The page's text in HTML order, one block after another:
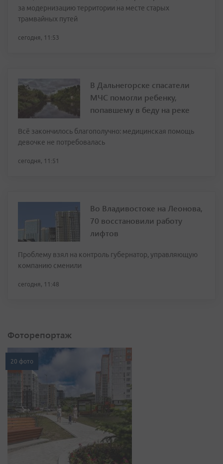
за модернизацию территории на месте старых
трамвайных путей
сегодня, 11:53
В Дальнегорске спасатели
МЧС помогли ребенку,
попавшему в беду на реке
Всё закончилось благополучно: медицинская помощь
девочке не потребовалась
сегодня, 11:51
Во Владивостоке на Леонова,
70 восстановили работу
лифтов
Проблему взял на контроль губернатор, управляющую
компанию сменили
сегодня, 11:48
Фоторепортаж
20 фото